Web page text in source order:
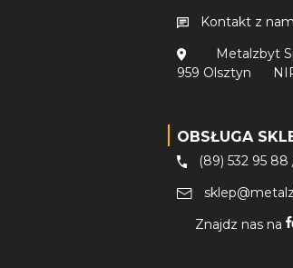
Kontakt z
Metalzbyt
959 Olsztyn
OBSŁUGA
(89) 532 95 88
Znajdz nas na